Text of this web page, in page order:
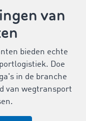
van
bieden echte
Doe
in de branche
van wegtransport